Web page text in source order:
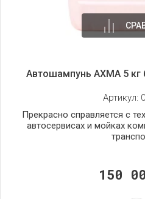
Автошампунь AXMA 5 кг
Артикул:
Прекрасно справляется с
автосервисах и мойках
150